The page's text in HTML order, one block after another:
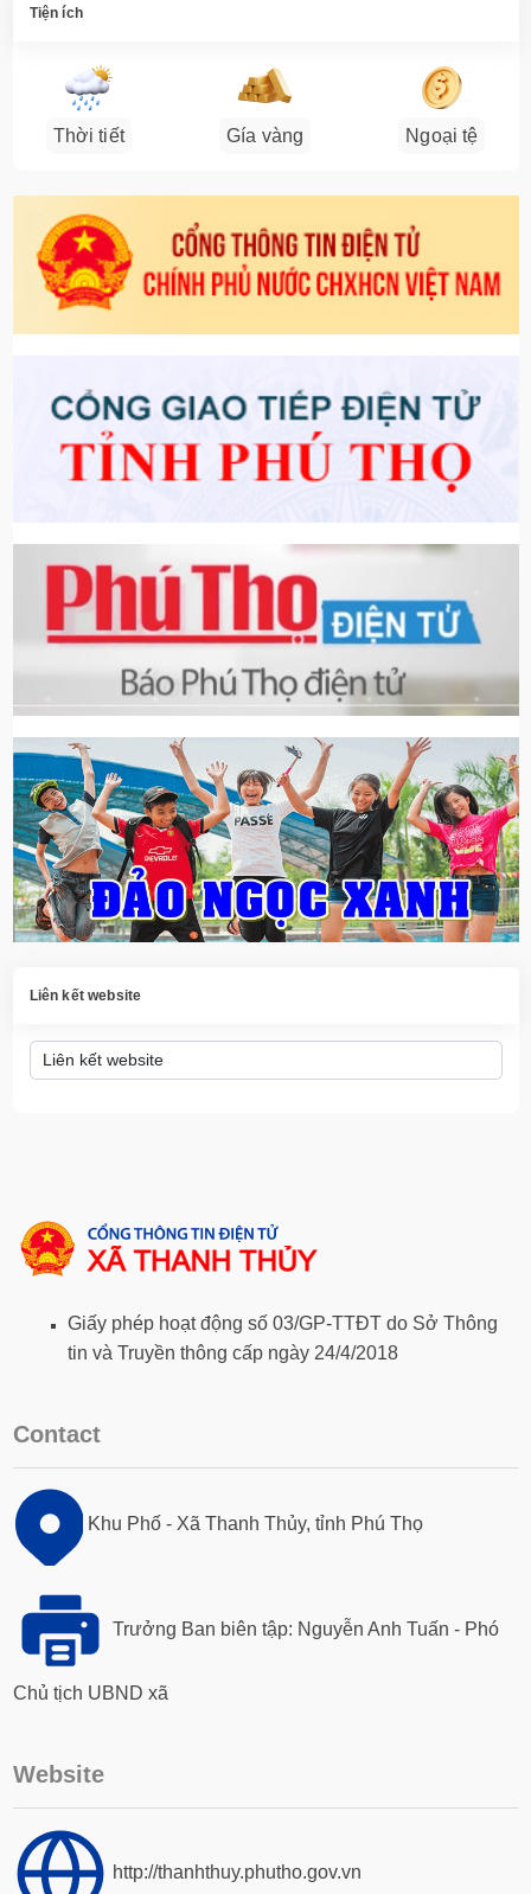
Tiện ích
Thời tiết Gía vàng Ngoại tệ
Liên kết website
Giấy phép hoạt động số 03/GP-TTĐT do Sở Thông
tin và Truyền thông cấp ngày 24/4/2018
Contact
Khu Phố - Xã Thanh Thủy, tỉnh Phú Thọ
Trưởng Ban biên tập: Nguyễn Anh Tuấn - Phó
Chủ tịch UBND xã
Website
http://thanhthuy.phutho.gov.vn